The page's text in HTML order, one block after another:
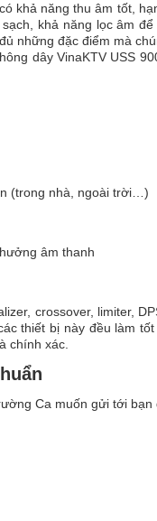
khả năng thu âm tốt,
khả năng lọc âm
những đặc điểm mà
dây VinaKTV USS
(trong nhà, ngoài trời…)
âm thanh
crossover, limiter,
thiết bị này đều làm
chính xác.
Ca muốn gửi tới bạn